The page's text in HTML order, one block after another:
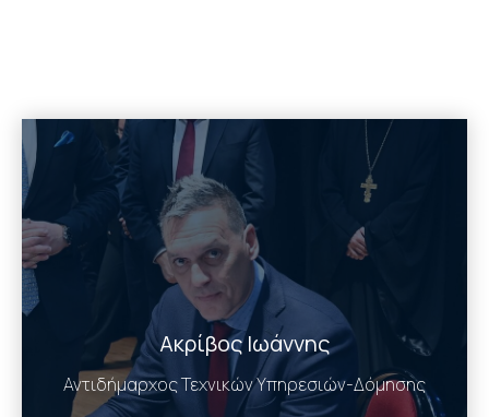
Ακρίβος Ιωάννης
Αντιδήμαρχος Τεχνικών Υπηρεσιών-Δόμησης